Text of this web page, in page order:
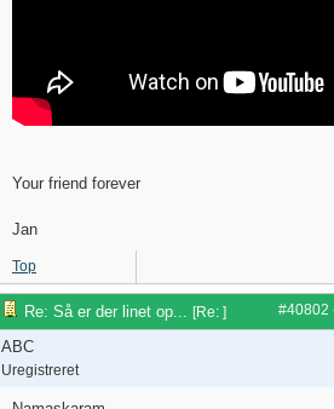
Your friend forever
Jan
Top
#40802
Re: Så er der linet op... [Re: ]
ABC
Uregistreret